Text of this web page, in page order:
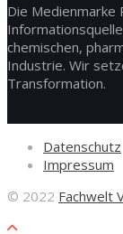
Die Medienmarke
chemischen,
Industrie. Wir
Transformation.
Daten­schutz
Impres­sum
© 2022 Fachwelt